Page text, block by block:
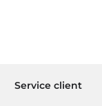
Piscine
Service client